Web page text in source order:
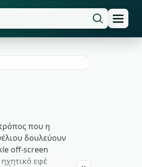
που η
δουλεύουν
off-screen
εφέ